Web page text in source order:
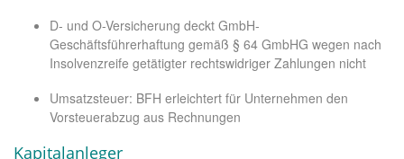
D- und O-Versicherung deckt GmbH-
Geschäftsführerhaftung gemäß § 64 GmbHG wegen nach
Insolvenzreife getätigter rechtswidriger Zahlungen nicht
Umsatzsteuer: BFH erleichtert für Unternehmen den
Vorsteuerabzug aus Rechnungen
Kapitalanleger